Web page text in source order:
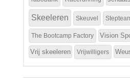
Skeeleren Skeuvel
The Bootcamp Factory Vision
Vrij skeeleren Vrijwilligers